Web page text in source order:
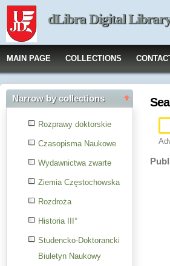
dLibra Digital
MAIN PAGE COLLECTIONS
Narrow by collections
Rozprawy doktorskie
Czasopisma Naukowe
Wydawnictwa zwarte
Ziemia Częstochowska
Rozdroża
Historia III°
Studencko-Doktorancki
Biuletyn Naukowy